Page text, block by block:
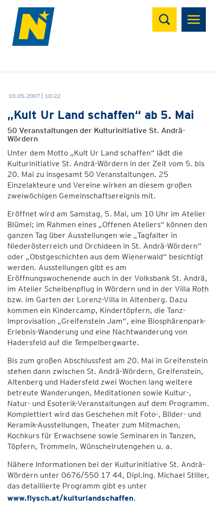
Suchen
03.05.2007 | 10:22
„Kult Ur Land schaffen“ ab 5. Mai
50 Veranstaltungen der Kulturinitiative St. Andrä-
Wördern
Unter dem Motto „Kult Ur Land schaffen“ lädt die
Kulturinitiative St. Andrä-Wördern in der Zeit vom 5. bis
20. Mai zu insgesamt 50 Veranstaltungen. 25
Einzelakteure und Vereine wirken an diesem großen
zweiwöchigen Gemeinschaftsereignis mit.
Eröffnet wird am Samstag, 5. Mai, um 10 Uhr im Atelier
Blümel; im Rahmen eines „Offenen Ateliers“ können den
ganzen Tag über Ausstellungen wie „Tagfalter in
Niederösterreich und Orchideen in St. Andrä-Wördern“
oder „Obstgeschichten aus dem Wienerwald“ besichtigt
werden. Ausstellungen gibt es am
Eröffnungswochenende auch in der Volksbank St. Andrä,
im Atelier Scheibenpflug in Wördern und in der Villa Roth
bzw. im Garten der Lorenz-Villa in Altenberg. Dazu
kommen ein Kindercamp, Kindertöpfern, die Tanz-
Improvisation „Greifenstein Jam“, eine Biosphärenpark-
Erlebnis-Wanderung und eine Nachtwanderung von
Hadersfeld auf die Tempelbergwarte.
Bis zum großen Abschlussfest am 20. Mai in Greifenstein
stehen dann zwischen St. Andrä-Wördern, Greifenstein,
Altenberg und Hadersfeld zwei Wochen lang weitere
betreute Wanderungen, Meditationen sowie Kultur-,
Natur- und Esoterik-Veranstaltungen auf dem Programm.
Komplettiert wird das Geschehen mit Foto-, Bilder- und
Keramik-Ausstellungen, Theater zum Mitmachen,
Kochkurs für Erwachsene sowie Seminaren in Tanzen,
Töpfern, Trommeln, Wünschelrutengehen u. a.
Nähere Informationen bei der Kulturinitiative St. Andrä-
Wördern unter 0676/550 17 44, Dipl.Ing. Michael Stiller,
das detaillierte Programm gibt es unter
www.flysch.at/kulturlandschaffen.